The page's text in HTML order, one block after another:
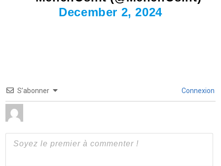
December 2, 2024
S’abonner Connexion